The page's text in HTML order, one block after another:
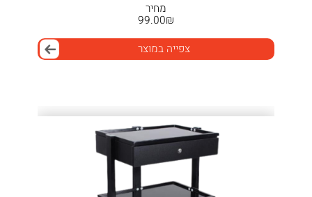
מחיר
₪
99.00
צפייה במוצר